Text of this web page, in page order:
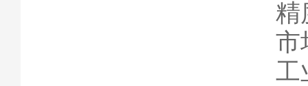
精
市
工